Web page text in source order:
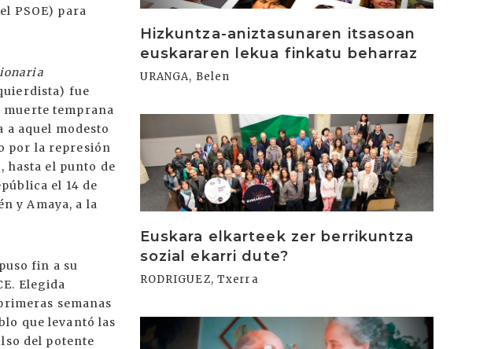
PSOE) para
fue
muerte temprana
a aquel modesto
por la represión
hasta el punto de
el 14 de
y Amaya, a la
fin a su
Elegida
semanas
que levantó las
del potente
Hizkuntza-aniztasunaren itsasoan
euskararen lekua finkatu beharraz
URANGA, Belen
Euskara elkarteek zer berrikuntza
sozial ekarri dute?
RODRIGUEZ, Txerra
Irakurri